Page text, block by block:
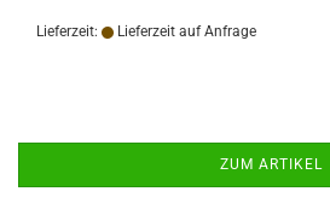
Lieferzeit: Lieferzeit auf Anfrage
ZUM ARTIKEL